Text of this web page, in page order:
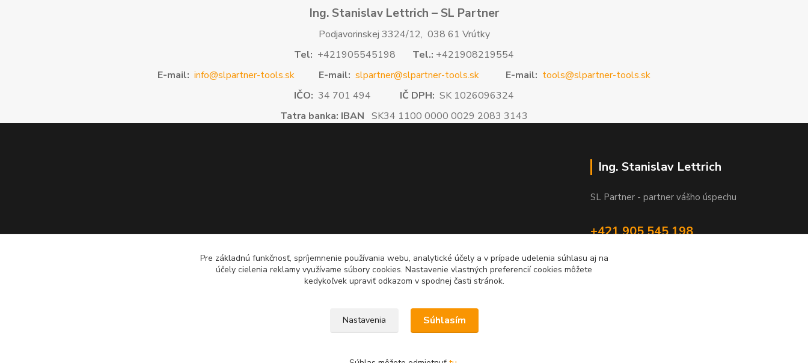
Ing. Stanislav Lettrich – SL Partner
Podjavorinskej 3324/12, 038 61 Vrútky
Tel: +421905545198 Tel.: +421908219554
E-mail: info@slpartner-tools.sk E-mail: slpartner@slpartner-tools.sk E-mail: tools@slpartner-tools.sk
IČO: 34 701 494 IČ DPH: SK 1026096324
Tatra banka: IBAN SK34 1100 0000 0029 2083 3143
Ing. Stanislav Lettrich
SL Partner - partner vášho úspechu
+421 905 545 198
Pre základnú funkčnosť, spríjemnenie používania webu, analytické účely a v prípade udelenia súhlasu aj na
účely cielenia reklamy využívame súbory cookies. Nastavenie vlastných preferencií cookies môžete
kedykoľvek upraviť odkazom v spodnej časti stránok.
Nastavenia Súhlasím